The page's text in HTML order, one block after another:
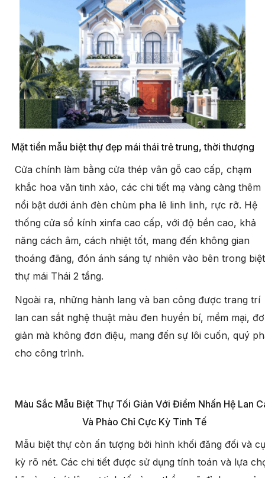
Mặt tiền mẫu biệt thự đẹp mái thái trẻ trung, thời thượng
Cửa chính làm bằng cửa thép vân gỗ cao cấp, chạm
khắc hoa văn tinh xảo, các chi tiết mạ vàng càng thêm
nổi bật dưới ánh đèn chùm pha lê linh linh, rực rỡ. Hệ
thống cửa sổ kính xinfa cao cấp, với độ bền cao, khả
năng cách âm, cách nhiệt tốt, mang đến không gian
thoáng đãng, đón ánh sáng tự nhiên vào bên trong biệt
thự mái Thái 2 tầng.
Ngoài ra, những hành lang và ban công được trang trí
lan can sắt nghệ thuật màu đen huyền bí, mềm mại,
giản mà không đơn điệu, mang đến sự lôi cuốn, quý
cho công trình.
Màu Sắc Mẫu Biệt Thự Tối Giản Với Điểm Nhấn Hệ Lan
Và Phào Chỉ Cực Kỳ Tinh Tế
Mẫu biệt thự còn ấn tượng bởi hình khối đăng đối và
kỳ rõ nét. Các chi tiết được sử dụng tính toán và lựa